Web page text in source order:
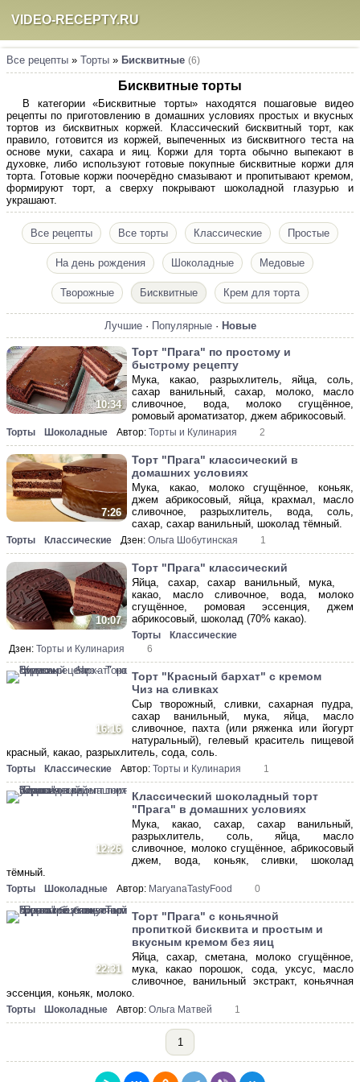
VIDEO-RECEPTY.RU
Все рецепты » Торты » Бисквитные (6)
Бисквитные торты
В категории «Бисквитные торты» находятся пошаговые видео
рецепты по приготовлению в домашних условиях простых и вкусных
тортов из бисквитных коржей. Классический бисквитный торт, как
правило, готовится из коржей, выпеченных из бисквитного теста на
основе муки, сахара и яиц. Коржи для торта обычно выпекают в
духовке, либо используют готовые покупные бисквитные коржи для
торта. Готовые коржи поочерёдно смазывают и пропитывают кремом,
формируют торт, а сверху покрывают шоколадной глазурью и
украшают.
Все рецепты Все торты Классические Простые
На день рождения Шоколадные Медовые
Творожные Бисквитные Крем для торта
Лучшие · Популярные · Новые
10:34
Торт "Прага" по простому и
быстрому рецепту
Мука, какао, разрыхлитель, яйца, соль,
сахар ванильный, сахар, молоко, масло
сливочное, вода, молоко сгущённое,
ромовый ароматизатор, джем абрикосовый.
Торты Шоколадные Автор: Торты и Кулинария 2
7:26
Торт "Прага" классический в
домашних условиях
Мука, какао, молоко сгущённое, коньяк,
джем абрикосовый, яйца, крахмал, масло
сливочное, разрыхлитель, вода, соль,
сахар, сахар ванильный, шоколад тёмный.
Торты Классические Дзен: Ольга Шобутинская 1
10:07
Торт "Прага" классический
Яйца, сахар, сахар ванильный, мука,
какао, масло сливочное, вода, молоко
сгущённое, ромовая эссенция, джем
абрикосовый, шоколад (70% какао).
Торты
Классические
Дзен: Торты и Кулинария 6
16:16
Торт "Красный бархат" с кремом
Чиз на сливках
Сыр творожный, сливки, сахарная пудра,
сахар ванильный, мука, яйца, масло
сливочное, пахта (или ряженка или йогурт
натуральный), гелевый краситель пищевой
красный, какао, разрыхлитель, сода, соль.
Торты Классические Автор: Торты и Кулинария 1
12:26
Классический шоколадный торт
"Прага" в домашних условиях
Мука, какао, сахар, сахар ванильный,
разрыхлитель, соль, яйца, масло
сливочное, молоко сгущённое, абрикосовый
джем, вода, коньяк, сливки, шоколад
тёмный.
Торты Шоколадные Автор: MaryanaTastyFood 0
22:31
Торт "Прага" с коньячной
пропиткой бисквита и простым и
вкусным кремом без яиц
Яйца, сахар, сметана, молоко сгущённое,
мука, какао порошок, сода, уксус, масло
сливочное, ванильный экстракт, коньячная
эссенция, коньяк, молоко.
Торты Шоколадные Автор: Ольга Матвей 1
1